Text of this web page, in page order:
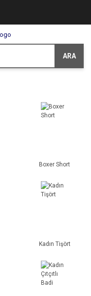
ARA
Boxer Short
Kadın Tişört